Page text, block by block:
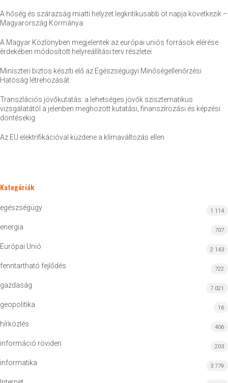
A hőség és szárazság miatti helyzet legkritikusabb öt napja következik –
Magyarország Kormánya
A Magyar Közlönyben megjelentek az európai uniós források elérése
érdekében módosított helyreállítási terv részletei
Miniszteri biztos készíti elő az Egészségügyi Minőségellenőrzési
Hatóság létrehozását
Transzlációs jövőkutatás: a lehetséges jövők szisztematikus
vizsgálatától a jelenben meghozott kutatási, finanszírozási és képzési
döntésekig
Az EU elektrifikációval küzdene a klímaváltozás ellen
Kategóriák
egészségügy 1 114
energia 707
Európai Unió 2 143
fenntartható fejlődés 722
gazdaság 7 021
geopolitika 16
hírközlés 406
információ röviden 203
informatika 3 779